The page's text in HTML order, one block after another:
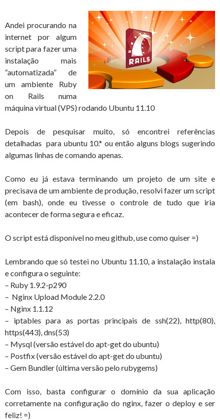
Andei procurando na
internet por algum
script para fazer uma
instalação mais
“automatizada” de
um ambiente Ruby
on Rails numa
máquina virtual (VPS) rodando Ubuntu 11.10
Depois de pesquisar muito, só encontrei referências
detalhadas para ubuntu 10.* ou então alguns blogs sugerindo
algumas linhas de comando apenas.
Como eu já estava terminando um projeto de um site e
precisava de um ambiente de produção, resolvi fazer um script
(em bash), onde eu tivesse o controle de tudo que iria
acontecer de forma segura e eficaz.
O script está disponível no meu github, use como quiser =)
Lembrando que só testei no Ubuntu 11.10, a instalação instala
e configura o seguinte:
– Ruby 1.9.2-p290
– Nginx Upload Module 2.2.0
– Nginx 1.1.12
– iptables para as portas principais de ssh(22), http(80),
https(443), dns(53)
– Mysql (versão estável do apt-get do ubuntu)
– Postfix (versão estável do apt-get do ubuntu)
– Gem Bundler (última versão pelo rubygems)
Com isso, basta configurar o domínio da sua aplicação
corretamente na configuração do nginx, fazer o deploy e ser
feliz! =)